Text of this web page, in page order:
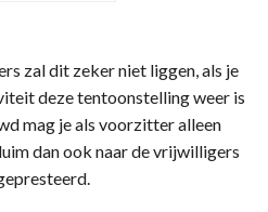
zal dit zeker niet liggen, als je
deze tentoonstelling weer is
mag je als voorzitter alleen
dan ook naar de vrijwilligers
hebben gepresteerd.